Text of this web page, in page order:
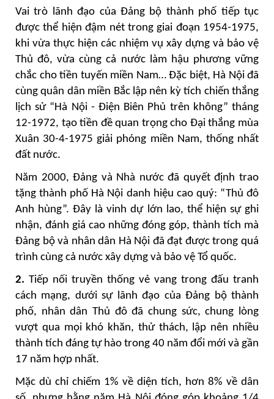
Vai trò lãnh đạo của Đảng bộ thành phố tiếp tục
được thể hiện đậm nét trong giai đoạn 1954-1975,
khi vừa thực hiện các nhiệm vụ xây dựng và bảo vệ
Thủ đô, vừa cùng cả nước làm hậu phương vững
chắc cho tiền tuyến miền Nam… Đặc biệt, Hà Nội đã
cùng quân dân miền Bắc lập nên kỳ tích chiến thắng
lịch sử “Hà Nội - Điện Biên Phủ trên không” tháng
12-1972, tạo tiền đề quan trọng cho Đại thắng mùa
Xuân 30-4-1975 giải phóng miền Nam, thống nhất
đất nước.
Năm 2000, Đảng và Nhà nước đã quyết định trao
tặng thành phố Hà Nội danh hiệu cao quý: “Thủ đô
Anh hùng”. Đây là vinh dự lớn lao, thể hiện sự ghi
nhận, đánh giá cao những đóng góp, thành tích mà
Đảng bộ và nhân dân Hà Nội đã đạt được trong quá
trình cùng cả nước xây dựng và bảo vệ Tổ quốc.
2. Tiếp nối truyền thống vẻ vang trong đấu tranh
cách mạng, dưới sự lãnh đạo của Đảng bộ thành
phố, nhân dân Thủ đô đã chung sức, chung lòng
vượt qua mọi khó khăn, thử thách, lập nên nhiều
thành tích đáng tự hào trong 40 năm đổi mới và gần
17 năm hợp nhất.
Mặc dù chỉ chiếm 1% về diện tích, hơn 8% về dân